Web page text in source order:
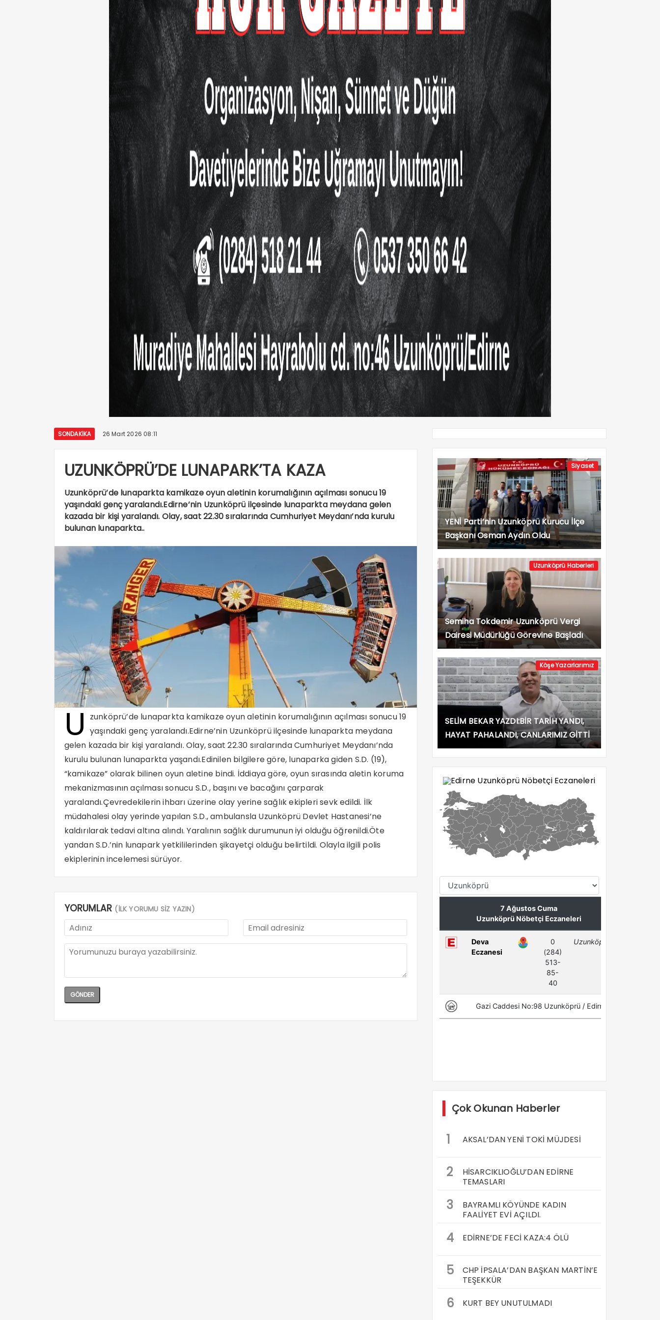
SONDAKIKA 26 Mart 2026 08:11
UZUNKÖPRÜ’DE LUNAPARK’TA KAZA
Uzunköprü’de lunaparkta kamikaze oyun aletinin korumalığının açılması sonucu 19
yaşındaki genç yaralandı.Edirne’nin Uzunköprü ilçesinde lunaparkta meydana gelen
kazada bir kişi yaralandı. Olay, saat 22.30 sıralarında Cumhuriyet Meydanı’nda kurulu
bulunan lunaparkta..
U
zunköprü’de lunaparkta kamikaze oyun aletinin korumalığının açılması sonucu 19
yaşındaki genç yaralandı.Edirne’nin Uzunköprü ilçesinde lunaparkta meydana
gelen kazada bir kişi yaralandı. Olay, saat 22.30 sıralarında Cumhuriyet Meydanı’nda
kurulu bulunan lunaparkta yaşandı.Edinilen bilgilere göre, lunaparka giden S.D. (19),
“kamikaze” olarak bilinen oyun aletine bindi. İddiaya göre, oyun sırasında aletin koruma
mekanizmasının açılması sonucu S.D., başını ve bacağını çarparak
yaralandı.Çevredekilerin ihbarı üzerine olay yerine sağlık ekipleri sevk edildi. İlk
müdahalesi olay yerinde yapılan S.D., ambulansla Uzunköprü Devlet Hastanesi’ne
kaldırılarak tedavi altına alındı. Yaralının sağlık durumunun iyi olduğu öğrenildi.Öte
yandan S.D.’nin lunapark yetkililerinden şikayetçi olduğu belirtildi. Olayla ilgili polis
ekiplerinin incelemesi sürüyor.
YORUMLAR (İLK YORUMU SİZ YAZIN)
Siyaset
YENİ Parti’nin Uzunköprü Kurucu İlçe
Başkanı Osman Aydın Oldu
Uzunköprü Haberleri
Semiha Tokdemir Uzunköprü Vergi
Dairesi Müdürlüğü Görevine Başladı
Köşe Yazarlarımız
SELİM BEKAR YAZDI:BİR TARİH YANDI,
HAYAT PAHALANDI, CANLARIMIZ GİTTİ
Çok Okunan Haberler
1 AKSAL’DAN YENİ TOKİ MÜJDESİ
2
HİSARCIKLIOĞLU’DAN EDİRNE
TEMASLARI
3
BAYRAMLI KÖYÜNDE KADIN
FAALİYET EVİ AÇILDI.
4 EDİRNE’DE FECİ KAZA:4 ÖLÜ
5
CHP İPSALA’DAN BAŞKAN MARTİN’E
TEŞEKKÜR
6 KURT BEY UNUTULMADI